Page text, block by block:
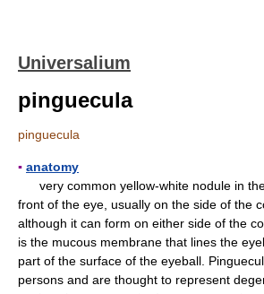
Universalium
pinguecula
pinguecula
▪ anatomy
very common yellow-white nodule in
front of the eye, usually on the side of the
although it can form on either side of the
is the mucous membrane that lines the
part of the surface of the eyeball.
persons and are thought to represent